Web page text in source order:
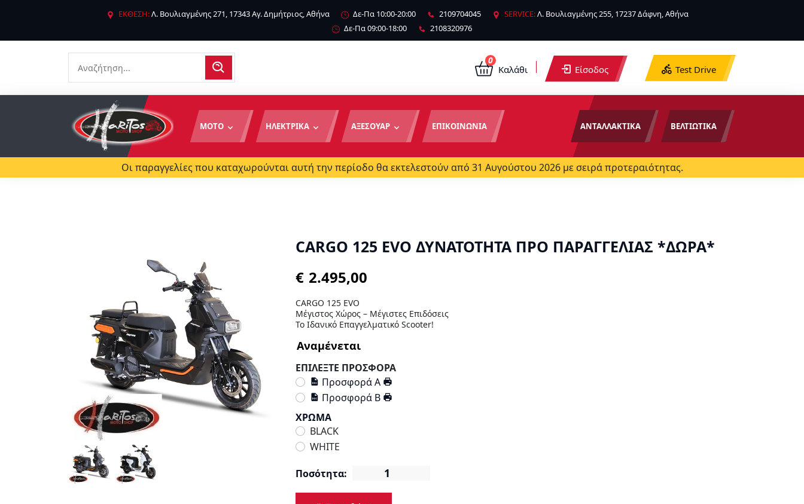
ΕΚΘΕΣΗ:Λ. Βουλιαγμένης 271, 17343 Αγ. Δημήτριος, Αθήνα Δε-Πα 10:00-20:00 2109704045 SERVICE:Λ. Βουλιαγμένης 255, 17237 Δάφνη, Αθήνα
Δε-Πα 09:00-18:00
2108320976
0
Καλάθι Είσοδος Test Drive
ΜΟΤΟ ΗΛΕΚΤΡΙΚΑ ΑΝΤΑΛΛΑΚΤΙΚΑ ΒΕΛΤΙΩΤΙΚΑ
ΑΞΕΣΟΥΑΡ ΕΠΙΚΟΙΝΩΝΙΑ
Οι παραγγελίες που καταχωρούνται αυτή την περίοδο θα εκτελεστούν από 31 Αυγούστου 2026 με σειρά προτεραιότητας.
CARGO 125 EVO ΔΥΝΑΤΟΤΗΤΑ ΠΡΟ ΠΑΡΑΓΓΕΛΙΑΣ *ΔΩΡΑ*
€
CARGO 125 EVO
Μέγιστος Χώρος – Μέγιστες Επιδόσεις
Το Ιδανικό Επαγγελματικό Scooter!
ΕΠΙΛΕΞΤΕ ΠΡΟΣΦΟΡΑ
Προσφορά Α
Προσφορά Β
ΧΡΩΜΑ
BLACK
WHITE
Ποσότητα: